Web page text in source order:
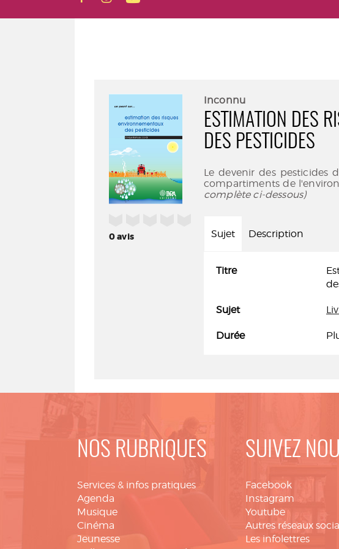
0avis
Inconnu
ESTIMATION DES
DES PESTICIDES
Le devenir des pesticides
compartiments de
complète ci-dessous)
Sujet Description
Titre
Sujet
Durée
NOS RUBRIQUES
Services & infos pratiques
Agenda
Musique
Cinéma
Jeunesse
SUIVEZ
Facebook
Instagram
Youtube
Autres réseaux
Les infolettres